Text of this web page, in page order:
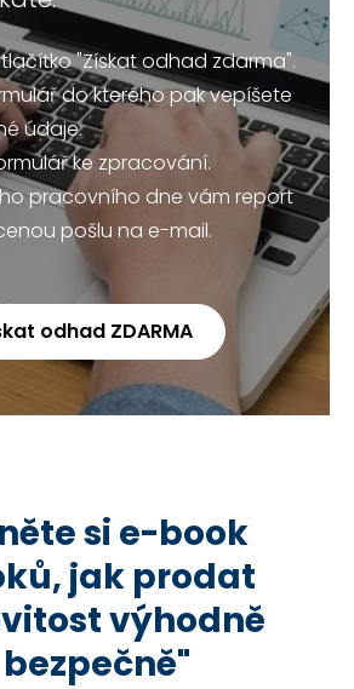
"Získat odhad zdarma".
do kterého pak vepíšete
údaje.
ke zpracování.
pracovního dne vám report
pošlu na e-mail.
odhad ZDARMA
si e-book
jak prodat
výhodně